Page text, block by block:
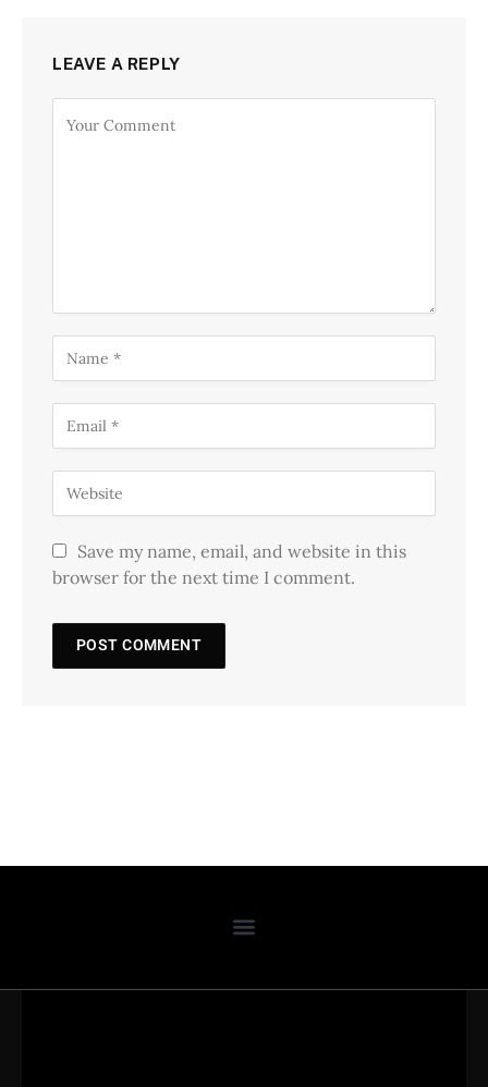
LEAVE A REPLY
Save my name, email, and website in this
browser for the next time I comment.